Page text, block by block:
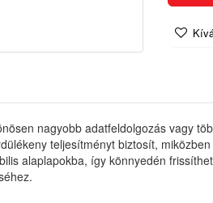
nagyobb adatfeldolgozás vagy
teljesítményt biztosít,
alaplapokba, így könnyedén